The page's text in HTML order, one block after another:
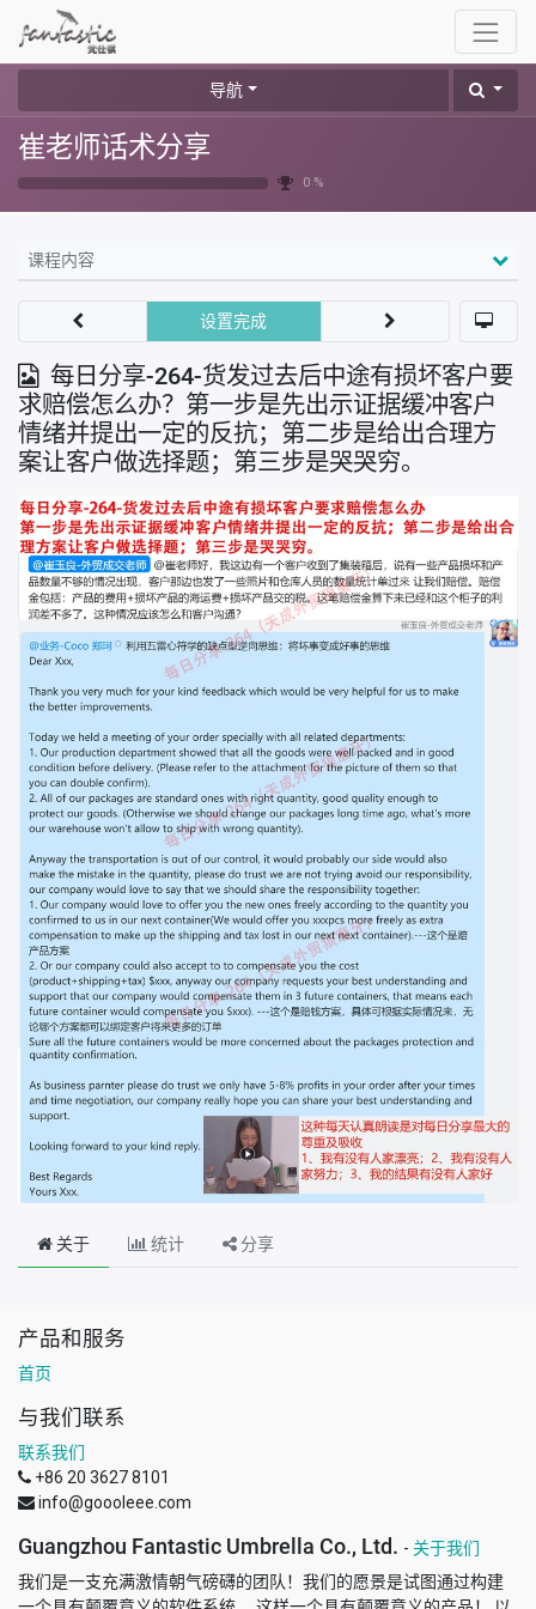
导航
崔老师话术分享
0 %
课程内容
每日分享-264-货发过去后中途有损坏客户要
求赔偿怎么办？第一步是先出示证据缓冲客户
情绪并提出一定的反抗；第二步是给出合理方
案让客户做选择题；第三步是哭哭穷。
设置完成
关于 统计 分享
产品和服务
首页
与我们联系
联系我们
+86 20 3627 8101
info@goooleee.com
Guangzhou Fantastic Umbrella Co., Ltd. - 关于我们
我们是一支充满激情朝气磅礴的团队！我们的愿景是试图通过构建